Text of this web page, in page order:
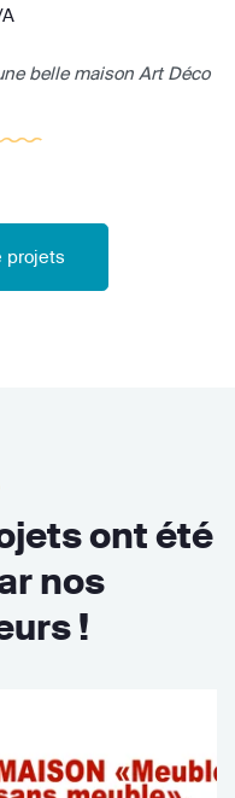
belle maison Art Déco
projets
ont été
nos
!